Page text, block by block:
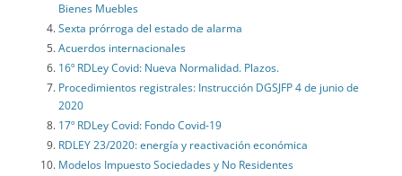
Bienes Muebles
Sexta prórroga del estado de alarma
Acuerdos internacionales
16º RDLey Covid: Nueva Normalidad. Plazos.
Procedimientos registrales: Instrucción DGSJFP 4 de junio de
2020
17º RDLey Covid: Fondo Covid-19
RDLEY 23/2020: energía y reactivación económica
Modelos Impuesto Sociedades y No Residentes